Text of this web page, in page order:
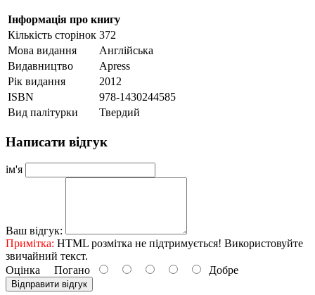
Інформація про книгу
Кількість сторінок 372
Мова видання
Англійська
Видавництво
Apress
Рік видання
2012
ISBN
978-1430244585
Вид палітурки
Твердий
Написати відгук
ім'я
Ваш відгук:
Примітка: HTML розмітка не підтримується! Використовуйте
звичайний текст.
Оцінка Погано Добре
Відправити відгук